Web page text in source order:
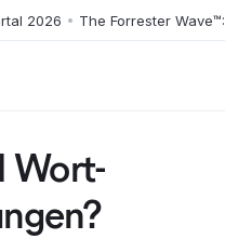
• The Forrester Wave™:
Wort-